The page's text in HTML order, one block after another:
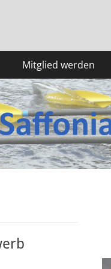
Mitglied werden